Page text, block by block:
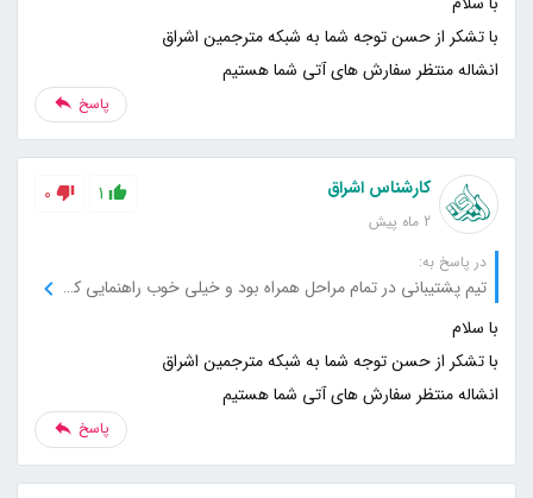
انشاله منتظر سفارش های آتی شما هستیم
پاسخ
کارشناس اشراق
2 ماه پیش
1
0
در پاسخ به:
تیم پشتیبانی در تمام مراحل همراه بود و خیلی خوب راهنمایی کرد.
انشاله منتظر سفارش های آتی شما هستیم
پاسخ